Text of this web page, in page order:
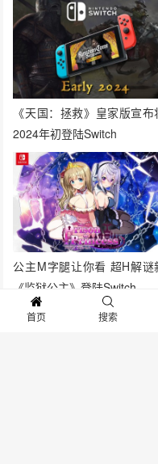
《天国：拯救》皇家版宣布
2024年初登陆Switch
公主M字腿让你看 超H解谜
《监狱公主》登陆Switch
首页 搜索